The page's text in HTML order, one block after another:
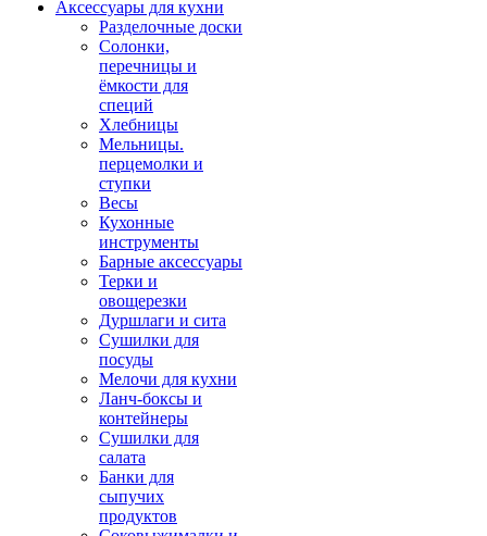
Аксессуары для кухни
Разделочные доски
Солонки,
перечницы и
ёмкости для
специй
Хлебницы
Мельницы.
перцемолки и
ступки
Весы
Кухонные
инструменты
Барные аксессуары
Терки и
овощерезки
Дуршлаги и сита
Сушилки для
посуды
Мелочи для кухни
Ланч-боксы и
контейнеры
Сушилки для
салата
Банки для
сыпучих
продуктов